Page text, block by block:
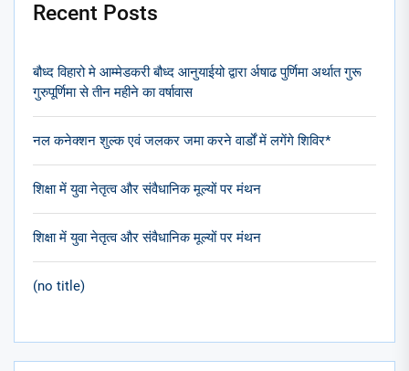
Recent Posts
बौध्द विहारो मे आम्मेडकरी बौध्द आनुयाईयो द्वारा र्अषाढ पुर्णिमा अर्थात गुरू
गुरुपूर्णिमा से तीन महीने का वर्षावास
नल कनेक्शन शुल्क एवं जलकर जमा करने वार्डों में लगेंगे शिविर*
शिक्षा में युवा नेतृत्व और संवैधानिक मूल्यों पर मंथन
शिक्षा में युवा नेतृत्व और संवैधानिक मूल्यों पर मंथन
(no title)